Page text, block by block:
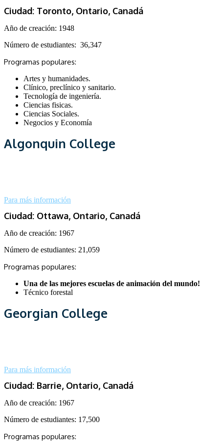
Ciudad: Toronto, Ontario, Canadá
Año de creación: 1948
Número de estudiantes: 36,347
Programas populares:
Artes y humanidades.
Clínico, preclínico y sanitario.
Tecnología de ingeniería.
Ciencias fisicas.
Ciencias Sociales.
Negocios y Economía
Algonquin College
Para más información
Ciudad: Ottawa, Ontario, Canadá
Año de creación: 1967
Número de estudiantes: 21,059
Programas populares:
Una de las mejores escuelas de animación del mundo!
Técnico forestal
Georgian College
Para más información
Ciudad: Barrie, Ontario, Canadá
Año de creación: 1967
Número de estudiantes: 17,500
Programas populares: